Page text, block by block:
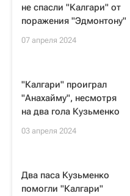
не спасли "Калгари" от
поражения "Эдмонтону"
07 апреля 2024
"Калгари" проиграл
"Анахайму", несмотря
на два гола Кузьменко
03 апреля 2024
Два паса Кузьменко
помогли "Калгари"